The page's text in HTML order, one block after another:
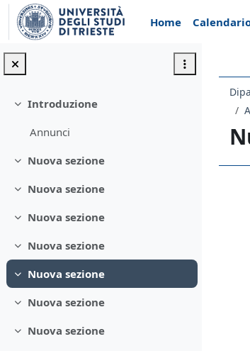
Vai al contenuto principale
Home
Minimizza
Introduzione
Annunci
Minimizza
Nuova sezione
Minimizza
Nuova sezione
Minimizza
Nuova sezione
Minimizza
Nuova sezione
Minimizza
Nuova sezione
Minimizza
Nuova sezione
Minimizza
Nuova sezione